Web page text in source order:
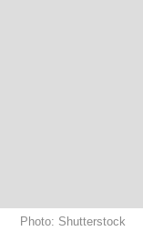
Photo: Shutterstock